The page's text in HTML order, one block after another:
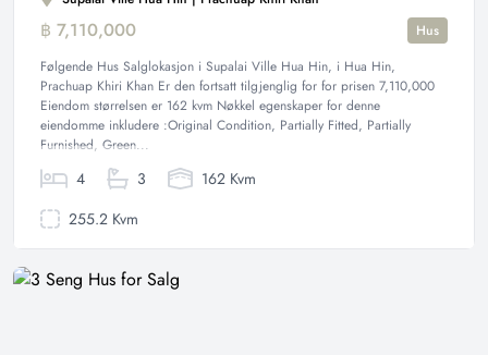
฿ 7,110,000
Hus
Følgende Hus Salglokasjon i Supalai Ville Hua Hin, i Hua Hin,
Prachuap Khiri Khan Er den fortsatt tilgjenglig for for prisen 7,110,000
Eiendom størrelsen er 162 kvm Nøkkel egenskaper for denne
eiendomme inkludere :Original Condition, Partially Fitted, Partially
Furnished, Green...
4 3
162 Kvm
255.2 Kvm